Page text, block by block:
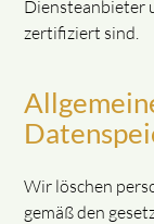
Diensteanbieter
zertifiziert sind.
Wir löschen
gemäß den